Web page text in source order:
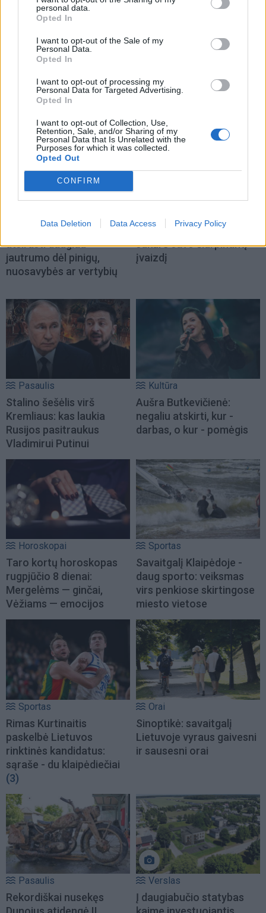
personal data.
Opted In
I want to opt-out of the Sale of my
Personal Data.
Opted In
I want to opt-out of processing my
Personal Data for Targeted Advertising.
Opted In
I want to opt-out of Collection, Use,
Retention, Sale, and/or Sharing of my
Personal Data that Is Unrelated with the
Purposes for which it was collected.
Opted Out
CONFIRM
Data Deletion Data Access Privacy Policy
NAUJI
Horoskopai
Dienos horoskopas 12
Zodiako ženklų: gali
atsirasti daugiau
jautrumo dėl pinigų,
nuosavybės ar vertybių
Žmonės
„Zombė Angelina Jolie“
prisipažino, kaip iš tikrųjų
sukūrė savo šiurpinantį
įvaizdį
Pasaulis
Stalino šešėlis virš
Kremliaus: kas laukia
Rusijos pasitraukus
Vladimirui Putinui
Kultūra
Aušra Butkevičienė:
negaliu atskirti, kur -
darbas, o kur - pomėgis
Horoskopai
Taro kortų horoskopas
rugpjūčio 8 dienai:
Mergelėms — ginčai,
Vėžiams — emocijos
Sportas
Savaitgalį Klaipėdoje -
daug sporto: veiksmas
virs penkiose skirtingose
miesto vietose
Sportas
Rimas Kurtinaitis
paskelbė Lietuvos
rinktinės kandidatus:
sąraše - du klaipėdiečiai
(3)
Orai
Sinoptikė: savaitgalį
Lietuvoje vyraus gaivesni
ir sausesni orai
Pasaulis
Rekordiškai nusekęs
Verslas
Į daugiabučio statybas